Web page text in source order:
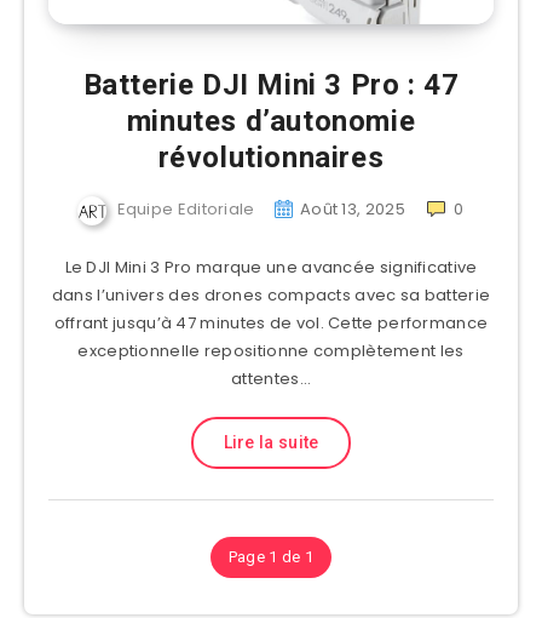
Batterie DJI Mini 3 Pro : 47
minutes d’autonomie
révolutionnaires
Equipe Editoriale Août 13, 2025 0
Le DJI Mini 3 Pro marque une avancée significative
dans l’univers des drones compacts avec sa batterie
offrant jusqu’à 47 minutes de vol. Cette performance
exceptionnelle repositionne complètement les
attentes…
Lire la suite
Page 1 de 1